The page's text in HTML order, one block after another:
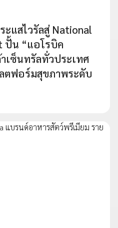
แสไวรัลสู่ National
ปั้น “แอโรบิค
เซ็นทรัลทั่วประเทศ
ตฟอร์มสุขภาพระดับ